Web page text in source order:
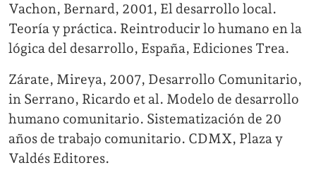
Vachon, Bernard, 2001, El desarrollo local.
Teoría y práctica. Reintroducir lo humano en la
lógica del desarrollo, España, Ediciones Trea.
Zárate, Mireya, 2007, Desarrollo Comunitario,
in Serrano, Ricardo et al. Modelo de desarrollo
humano comunitario. Sistematización de 20
años de trabajo comunitario. CDMX, Plaza y
Valdés Editores.